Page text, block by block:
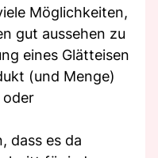
Möglichkeiten,
gut aussehen zu
eines Glätteisen
(und Menge)
oder
dass es da